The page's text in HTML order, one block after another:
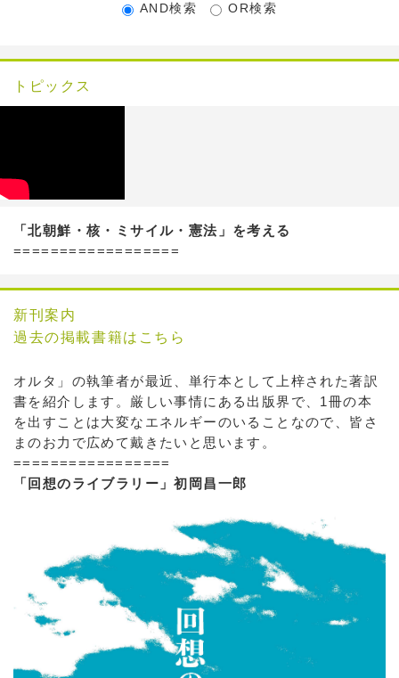
AND検索 OR検索
トピックス
「北朝鮮・核・ミサイル・憲法」を考える
==================
新刊案内
過去の掲載書籍はこちら
オルタ」の執筆者が最近、単行本として上梓された著訳
書を紹介します。厳しい事情にある出版界で、1冊の本
を出すことは大変なエネルギーのいることなので、皆さ
まのお力で広めて戴きたいと思います。
=================
「回想のライブラリー」初岡昌一郎